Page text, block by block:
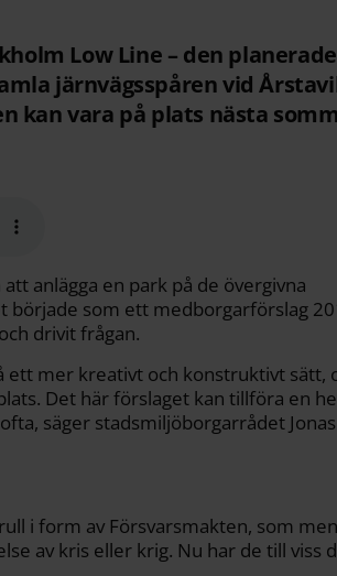
Low Line – den
järnvägsspåren vid
kan vara på plats nästa
anlägga en park på de övergivna
började som ett medborgarförslag
drivit frågan.
ett mer kreativt och konstruktivt sätt,
Det här förslaget kan tillföra en
säger stadsmiljöborgarrådet
i form av Försvarsmakten, som
av kris eller krig. Nu har de till viss